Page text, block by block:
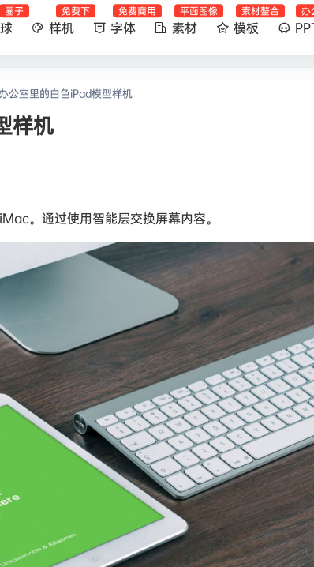
圈子
样机
免费下
字体
免费商用
素材
平面图像
模板
素材整合 办
公室里的白色iPad模型样机
样机
。通过使用智能层交换屏幕内容。